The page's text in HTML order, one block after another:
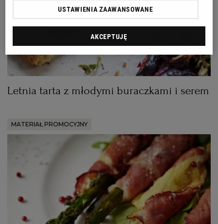
OLSZTYN
OPOLE
PŁOCK
RYBNIK
RZESZÓW
SOSNOWIEC
DZIECKO
ZDROWIE
POGODA
FORUM
Letnia tarta z młodymi buraczkami i serem
MATERIAŁ PROMOCYJNY
USTAWIENIA ZAAWANSOWANE
AKCEPTUJĘ